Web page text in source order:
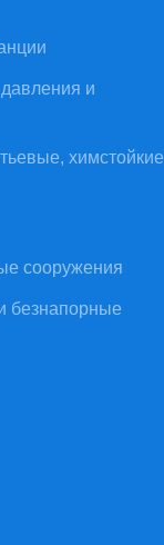
и
сооружения
безнапорные